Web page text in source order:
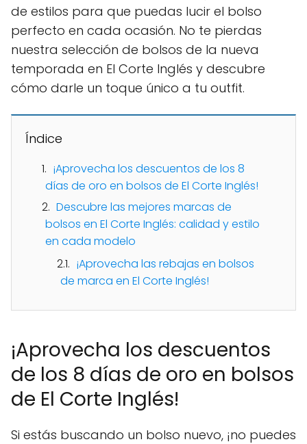
de estilos para que puedas lucir el bolso
perfecto en cada ocasión. No te pierdas
nuestra selección de bolsos de la nueva
temporada en El Corte Inglés y descubre
cómo darle un toque único a tu outfit.
Índice
¡Aprovecha los descuentos de los 8
días de oro en bolsos de El Corte Inglés!
Descubre las mejores marcas de
bolsos en El Corte Inglés: calidad y estilo
en cada modelo
¡Aprovecha las rebajas en bolsos
de marca en El Corte Inglés!
¡Aprovecha los descuentos
de los 8 días de oro en bolsos
de El Corte Inglés!
Si estás buscando un bolso nuevo, ¡no puedes